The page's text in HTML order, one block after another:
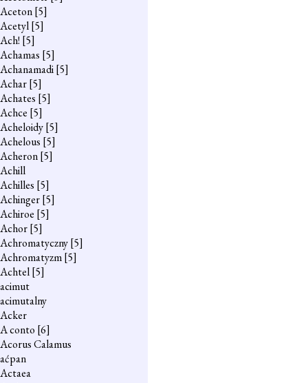
Aceton[5]
Acetyl[5]
Ach! [5]
Achamas [5]
Achanamadi[5]
Achar[5]
Achates [5]
Achce [5]
Acheloidy[5]
Achelous [5]
Acheron[5]
Achill
Achilles [5]
Achinger[5]
Achiroe [5]
Achor[5]
Achromatyczny[5]
Achromatyzm[5]
Achtel[5]
acimut
acimutalny
Acker
A conto [6]
Acorus Calamus
aćpan
Actaea